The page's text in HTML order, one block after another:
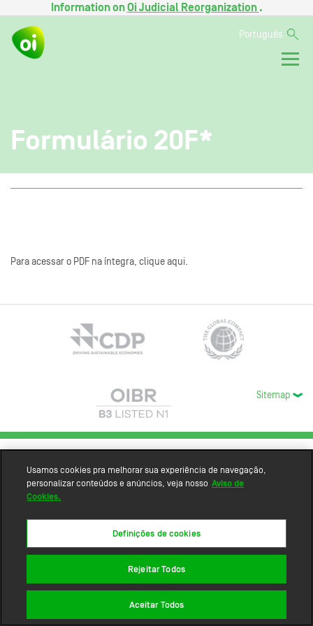
Information onOi Judicial Reorganization .
Português
Formulário 20F*
Para acessar o PDF na íntegra, clique aqui.
Sitemap
Usamos cookies pra melhorar sua experiência de navegação,
personalizar conteúdos e anúncios, veja nosso Aviso de
Cookies.
Definições de cookies
Rejeitar Todos
Aceitar Todos